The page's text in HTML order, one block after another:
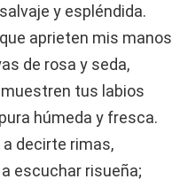
y espléndida.
aprieten mis manos
de rosa y seda,
muestren tus labios
húmeda y fresca.
a decirte rimas,
escuchar risueña;